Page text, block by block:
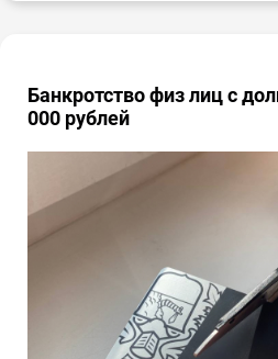
Банкротство физ лиц с
000 рублей